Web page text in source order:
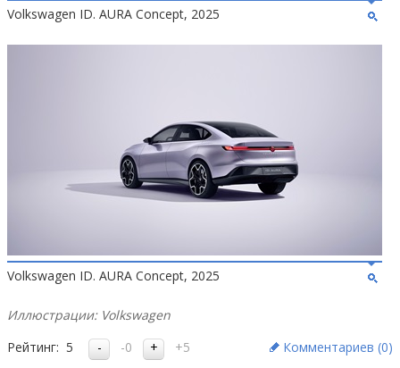
Volkswagen ID. AURA Concept, 2025
Volkswagen ID. AURA Concept, 2025
Иллюстрации: Volkswagen
Рейтинг: 5 -0 +5 Комментариев (0)